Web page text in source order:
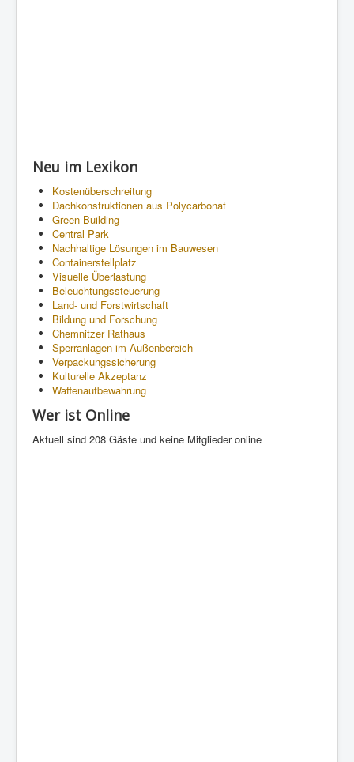
Neu im Lexikon
Kostenüberschreitung
Dachkonstruktionen aus Polycarbonat
Green Building
Central Park
Nachhaltige Lösungen im Bauwesen
Containerstellplatz
Visuelle Überlastung
Beleuchtungssteuerung
Land- und Forstwirtschaft
Bildung und Forschung
Chemnitzer Rathaus
Sperranlagen im Außenbereich
Verpackungssicherung
Kulturelle Akzeptanz
Waffenaufbewahrung
Wer ist Online
Aktuell sind 208 Gäste und keine Mitglieder online